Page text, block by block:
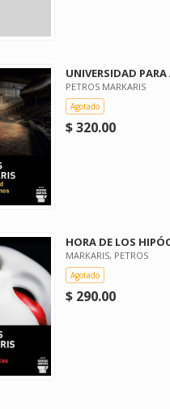
UNIVERSIDAD PARA
PETROS MARKARIS
Agotado
$ 320.00
HORA DE LOS
MARKARIS, PETROS
Agotado
$ 290.00